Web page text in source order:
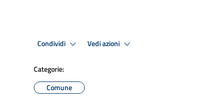
Condividi Vedi azioni
Categorie:
Comune